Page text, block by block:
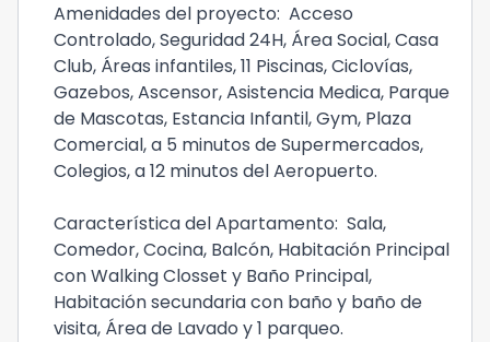
Amenidades del proyecto: Acceso
Controlado, Seguridad 24H, Área Social, Casa
Club, Áreas infantiles, 11 Piscinas, Ciclovías,
Gazebos, Ascensor, Asistencia Medica, Parque
de Mascotas, Estancia Infantil, Gym, Plaza
Comercial, a 5 minutos de Supermercados,
Colegios, a 12 minutos del Aeropuerto.
Característica del Apartamento: Sala,
Comedor, Cocina, Balcón, Habitación Principal
con Walking Closset y Baño Principal,
Habitación secundaria con baño y baño de
visita, Área de Lavado y 1 parqueo.